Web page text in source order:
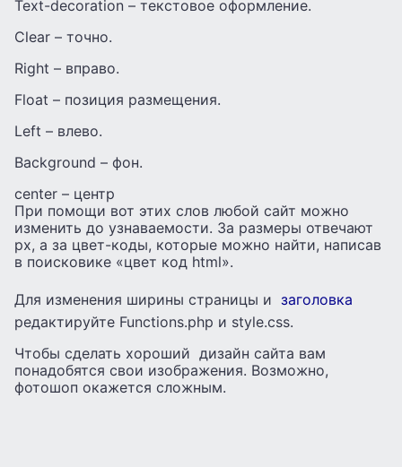
Text-decoration – текстовое оформление.
Clear – точно.
Right – вправо.
Float – позиция размещения.
Left – влево.
Background – фон.
center – центр
При помощи вот этих слов любой сайт можно
изменить до узнаваемости. За размеры отвечают
px, а за цвет-коды, которые можно найти, написав
в поисковике «цвет код html».
Для изменения ширины страницы и заголовка
редактируйте Functions.php и style.css.
Чтобы сделать хороший дизайн сайта вам
понадобятся свои изображения. Возможно,
фотошоп окажется сложным.